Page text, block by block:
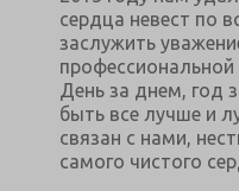
сердца невест по
заслужить
День за днем, год
быть все лучше и
связан с нами,
самого чистого